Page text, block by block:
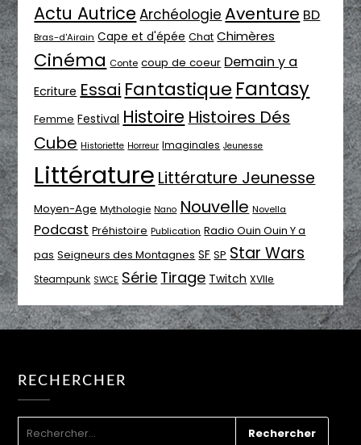
Actu Autrice Archéologie Aventure BD
Bras-d'Airain Cape et d'épée Chat Chimères
Cinéma Conte coup de coeur Demain y a
Ecriture Essai Fantastique Fantasy
Femme Festival Histoire Histoires Dés
Cube Historiette Horreur Imaginales Jeunesse
Littérature Littérature Jeunesse
Moyen-Age Mythologie Nano Nouvelle Novella
Podcast Préhistoire Publication Radio Ouin Ouin Y a
pas Seigneurs des Montagnes SF SP Star Wars
Steampunk SWCE Série Tirage Twitch XVIIe
RECHERCHER